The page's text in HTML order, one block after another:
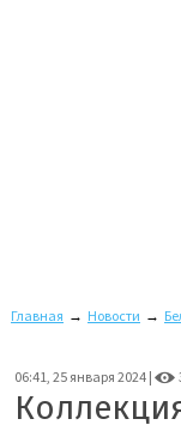
Главная → Новости →
06:41, 25 января 2024 |